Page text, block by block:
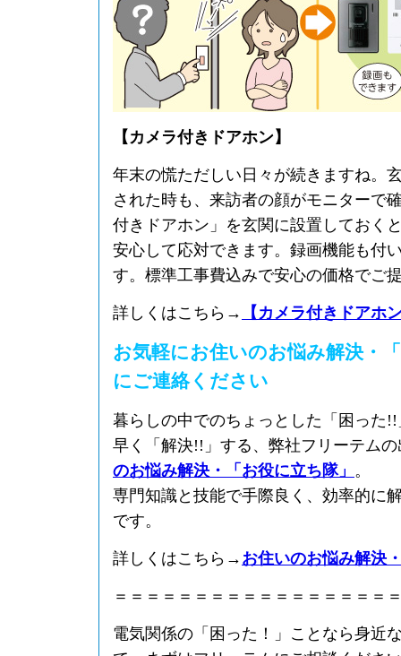
【カメラ付きドアホン】
年末の慌ただしい日々が続きますね。
された時も、来訪者の顔がモニターで
付きドアホン」を玄関に設置しておく
安心して応対できます。録画機能も付
す。標準工事費込みで安心の価格でご
詳しくはこちら→ 【カメラ付きドアホ
お気軽にお住いのお悩み解決・
にご連絡ください
暮らしの中でのちょっとした「困った
早く「解決!!」する、弊社フリーテム
のお悩み解決・「お役に立ち隊」 。
専門知識と技能で手際良く、効率的に
です。
詳しくはこちら→ お住いのお悩み解決
＝＝＝＝＝＝＝＝＝＝＝＝＝＝＝＝＝
電気関係の「困った！」ことなら身近